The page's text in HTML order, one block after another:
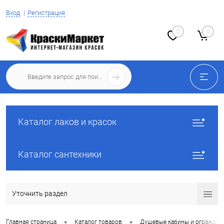
Вход Регистрация
0 0
Каталог лаков и красок
Каталог сантехники
Уточнить раздел
Главная страница Каталог товаров Душевые кабины и